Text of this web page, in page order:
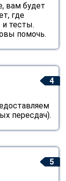
вам будет
где
тесты.
помочь.
4
пересдач).
5